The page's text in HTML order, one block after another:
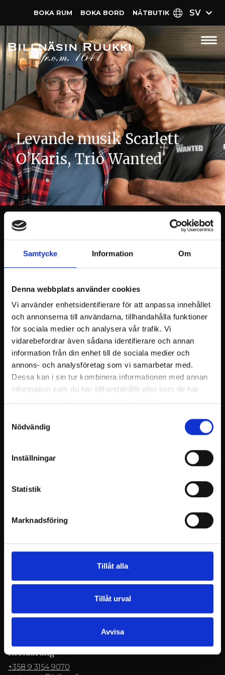
Samtycke Information Om
Denna webbplats använder cookies
Vi använder enhetsidentifierare för att anpassa innehållet
och annonserna till användarna, tillhandahålla funktioner
för sociala medier och analysera vår trafik. Vi
vidarebefordrar även sådana identifierare och annan
information från din enhet till de sociala medier och
annons- och analysföretag som vi samarbetar med.
Dessa kan i sin tur kombinera informationen med annan
information som du har tillhandahållit eller som de har
Nödvändig
Inställningar
Statistik
Marknadsföring
Tillåt alla
Tillåt urval
Avvisa
BOKA RUM BOKA BORD NÄT­BUTIK SV
Levande musik Scarlett
O’Karis, Trio Wanted
Välkomna med och njuta av sommarkvällen på
Trio Wanted uppträder 5.7.2024 från klockan 19:00.
Trio Wanted från Raseborg spelar Americana och
inställning.
Låtar vi spelar. Honey do, every little thing, take it
easy, 9to 5,bad moon rising, just a gigolo, that all
right mama, on the road again
Drums Bobby Vidfält
Bassboy. Jucci Lönnberg
Guitar&song Macke Nordstöm
Ruukintie 8
Konferenser
Restaurang
+358 9 3154 9070